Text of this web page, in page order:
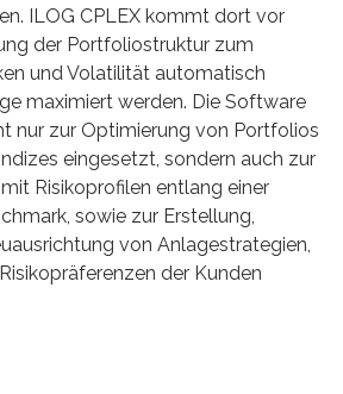
ILOG CPLEX kommt dort vor
der Portfoliostruktur zum
und Volatilität automatisch
maximiert werden. Die Software
nur zur Optimierung von Portfolios
eingesetzt, sondern auch zur
Risikoprofilen entlang einer
sowie zur Erstellung,
von Anlagestrategien,
der Kunden